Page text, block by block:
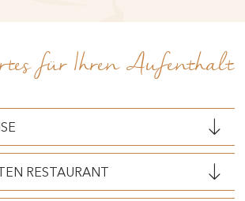
für Ihren Aufenthalt
RESTAURANT